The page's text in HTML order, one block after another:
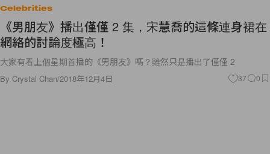
Celebrities
《男朋友》播出僅僅 2 集，宋慧喬的這條連身裙在
網絡的討論度極高！
大家有看上個星期首播的《男朋友》嗎？雖然只是播出了僅僅 2
By Crystal Chan/2018年12月4日 37 0